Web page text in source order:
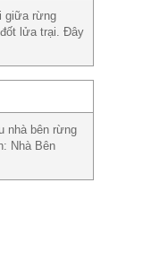
giữa rừng
lửa trại. Đây
nhà bên rừng
Nhà Bên